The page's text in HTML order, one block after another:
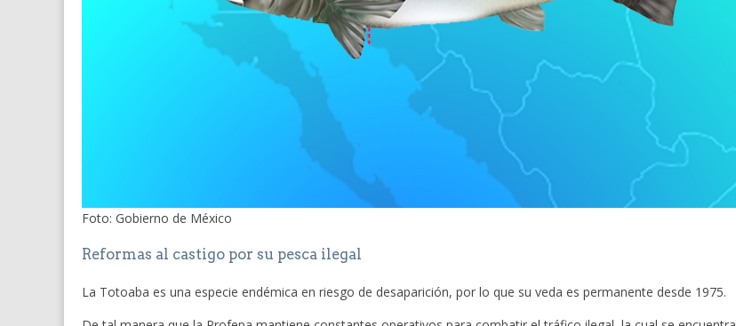
Foto: Gobierno de México
Reformas al castigo por su pesca ilegal
La Totoaba es una especie endémica en riesgo de desaparición, por lo que su veda es permanente desde 1975.